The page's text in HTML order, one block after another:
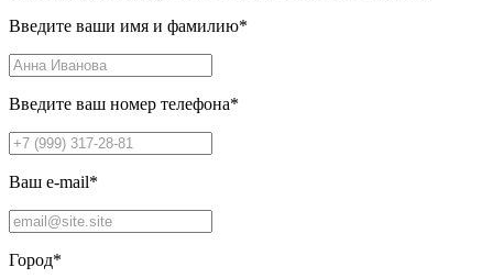
Введите ваши имя и фамилию*
Введите ваш номер телефона*
Ваш e-mail*
Город*